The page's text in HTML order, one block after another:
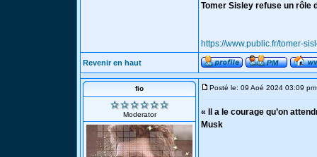
Tomer Sisley refuse un rôle
https://www.public.fr/tomer-
Revenir en haut
fio
Moderator
Posté le: 09 Aoé 2024 03:09 pm
« Il a le courage qu’on
Musk